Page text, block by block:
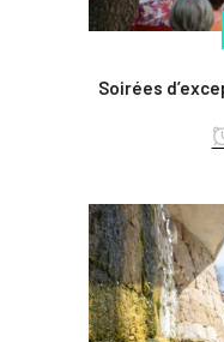
Soirées